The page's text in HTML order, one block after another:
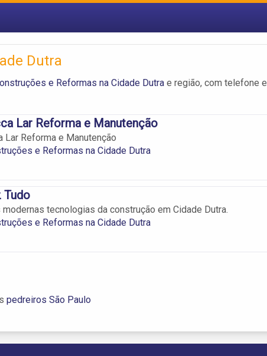
Dutra
e Reformas na Cidade Dutra e região, com telefone e
Lar Reforma e Manutenção
Lar Reforma e Manutenção
e Reformas na Cidade Dutra
Tudo
tecnologias da construção em Cidade Dutra.
e Reformas na Cidade Dutra
pedreiros São Paulo